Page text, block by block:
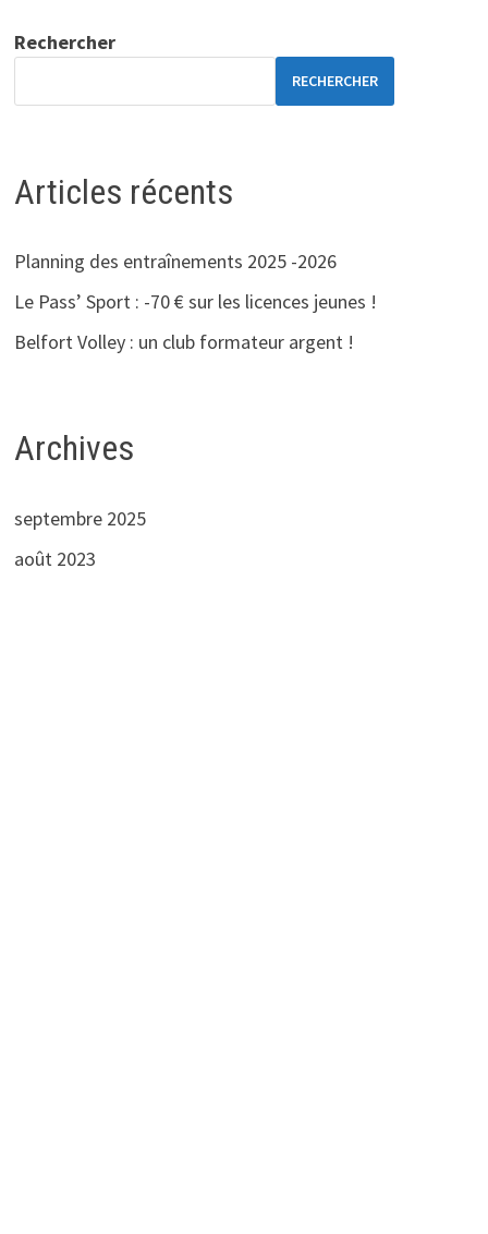
Rechercher
RECHERCHER
Articles récents
Planning des entraînements 2025 -2026
Le Pass’ Sport : -70 € sur les licences jeunes !
Belfort Volley : un club formateur argent !
Archives
septembre 2025
août 2023